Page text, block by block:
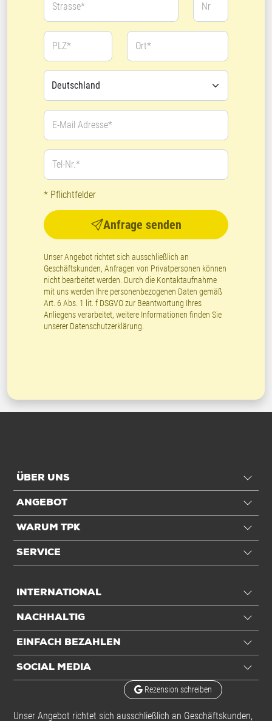
Strasse* Nr
PLZ* Ort*
E-Mail Adresse*
Tel-Nr.*
* Pflichtfelder
Anfrage senden
Unser Angebot richtet sich ausschließlich an
Geschäftskunden, Anfragen von Privatpersonen können
nicht bearbeitet werden. Durch die Kontaktaufnahme
mit uns werden Ihre personenbezogenen Daten gemäß
Art. 6 Abs. 1 lit. f DSGVO zur Beantwortung Ihres
Anliegens verarbeitet, weitere Informationen finden Sie
unserer Datenschutzerklärung
ÜBER UNS
ANGEBOT
WARUM TPK
SERVICE
INTERNATIONAL
NACHHALTIG
EINFACH BEZAHLEN
SOCIAL MEDIA
Rezension schreiben
Unser Angebot richtet sich ausschließlich an Geschäftskunden,